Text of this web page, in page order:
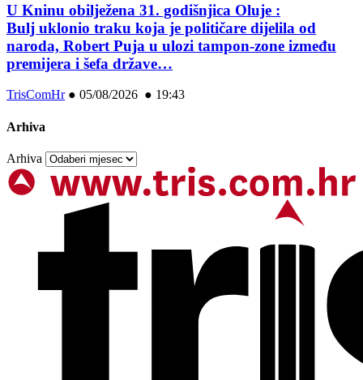
U Kninu obilježena 31. godišnjica Oluje :
Bulj uklonio traku koja je političare dijelila od
naroda, Robert Puja u ulozi tampon-zone između
premijera i šefa države…
TrisComHr● 05/08/2026 ● 19:43
Arhiva
Arhiva